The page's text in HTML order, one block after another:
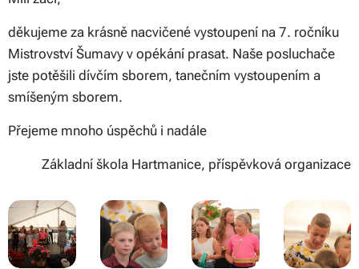
děkujeme za krásně nacvičené vystoupení na 7. ročníku
Mistrovství Šumavy v opékání prasat. Naše posluchače
jste potěšili dívčím sborem, tanečním vystoupením a
smíšeným sborem.
Přejeme mnoho úspěchů i nadále
Základní škola Hartmanice, příspěvková organizace